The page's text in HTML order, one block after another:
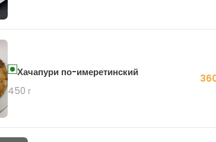
Хачапури по-имеретинский
450 г